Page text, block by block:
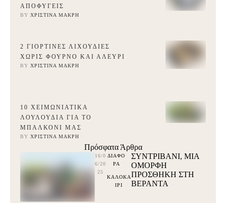
ΑΠΟΦΎΓΕΙΣ
BY ΧΡΙΣΤΊΝΑ ΜΑΚΡΉ
2 ΓΙΟΡΤΙΝΈΣ ΛΙΧΟΥΔΙΈΣ
ΧΩΡΊΣ ΦΟΎΡΝΟ ΚΑΙ ΑΛΕΎΡΙ
BY ΧΡΙΣΤΊΝΑ ΜΑΚΡΉ
10 ΧΕΙΜΩΝΙΆΤΙΚΑ
ΛΟΥΛΟΎΔΙΑ ΓΙΑ ΤΟ
ΜΠΑΛΚΌΝΙ ΜΑΣ
BY ΧΡΙΣΤΊΝΑ ΜΑΚΡΉ
Πρόσφατα Άρθρα
16/0
6/20
25
ΔΙΑΦΟ
ΡΑ
ΚΑΛΟΚΑ
ΙΡΙ
ΣΥΝΤΡΙΒΑΝΙ, ΜΙΑ
ΟΜΟΡΦΗ
ΠΡΟΣΘΗΚΗ ΣΤΗ
ΒΕΡΑΝΤΑ